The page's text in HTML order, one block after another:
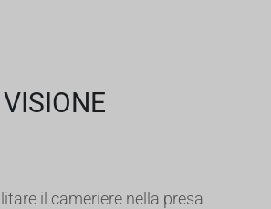
il cameriere nella presa